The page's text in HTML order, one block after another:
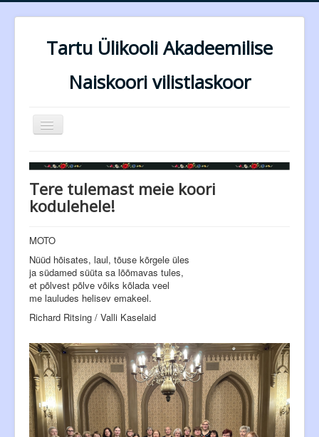
Tartu Ülikooli Akadeemilise
Naiskoori vilistlaskoor
Näita/Peida
menüüd
Esileht
Dirigendid
Lauljad
Esinemised
Tagasiside
Kontakt
Tere tulemast meie koori
kodulehele!
MOTO
Nüüd hõisates, laul, tõuse kõrgele üles
ja südamed süüta sa lõõmavas tules,
et põlvest põlve võiks kõlada veel
me lauludes helisev emakeel.
Richard Ritsing / Valli Kaselaid